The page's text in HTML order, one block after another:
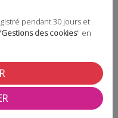
2018
pendant 30 jours et
Gestions des cookies" en